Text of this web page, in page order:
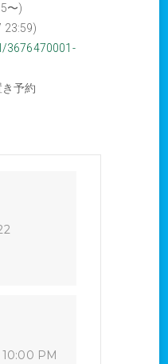
〜)
3676470001-
予約
PM